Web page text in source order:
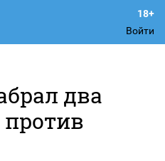
Войти
два